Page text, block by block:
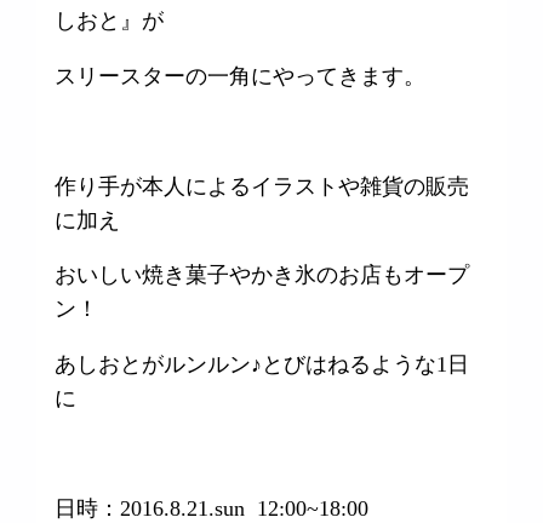
しおと』が
スリースターの一角にやってきます。
作り手が本人によるイラストや雑貨の販売
に加え
おいしい焼き菓子やかき氷のお店もオープ
ン！
あしおとがルンルン♪とびはねるような1日
に
日時：2016.8.21.sun 12:00~18:00